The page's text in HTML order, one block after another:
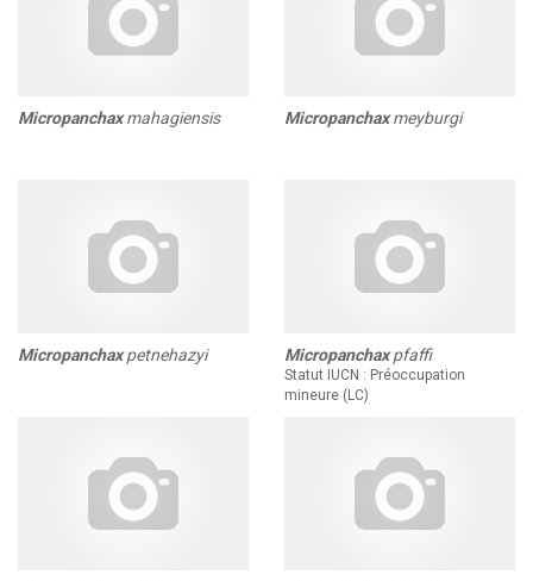
Micropanchaxmahagiensis Micropanchaxmeyburgi
Micropanchaxpetnehazyi Micropanchaxpfaffi
Statut IUCN : Préoccupation
mineure (LC)